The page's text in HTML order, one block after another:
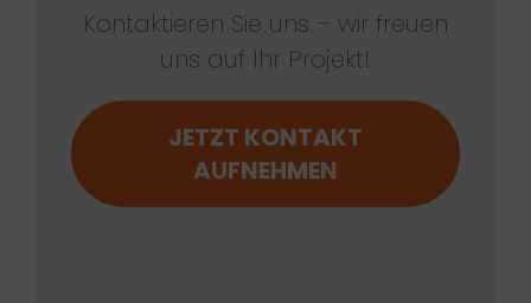
Kontaktieren Sie uns – wir freuen
uns auf Ihr Projekt!
JETZT KONTAKT
AUFNEHMEN